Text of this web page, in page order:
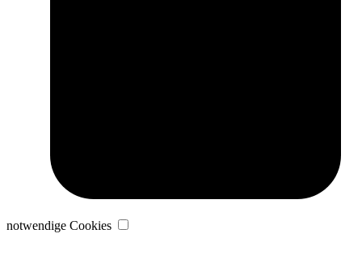
notwendige Cookies